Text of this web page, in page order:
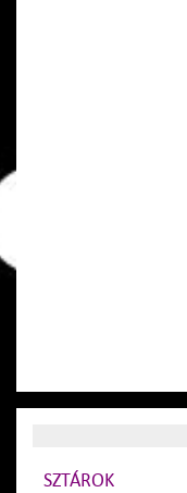
SZTÁROK